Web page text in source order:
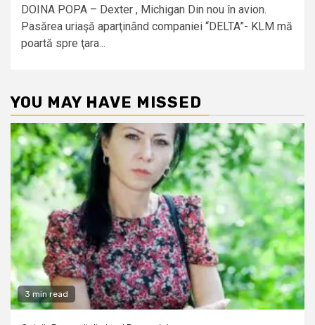
DOINA POPA – Dexter , Michigan Din nou în avion.
Pasărea uriaşă aparţinȃnd companiei “DELTA”- KLM mă
poartă spre ţara...
YOU MAY HAVE MISSED
3 min read